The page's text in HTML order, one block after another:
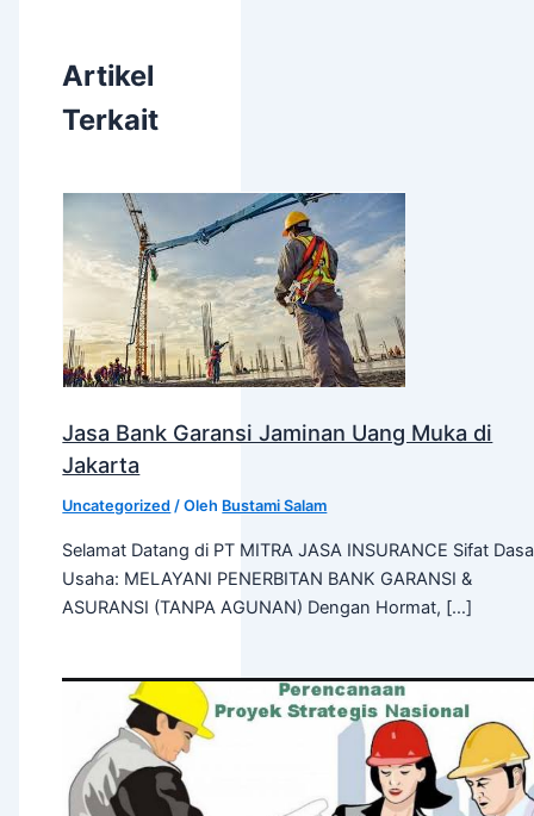
Artikel
Terkait
Jasa Bank Garansi Jaminan Uang Muka di
Jakarta
Uncategorized / Oleh Bustami Salam
Selamat Datang di PT MITRA JASA INSURANCE Sifat
Usaha: MELAYANI PENERBITAN BANK GARANSI &
ASURANSI (TANPA AGUNAN) Dengan Hormat, […]